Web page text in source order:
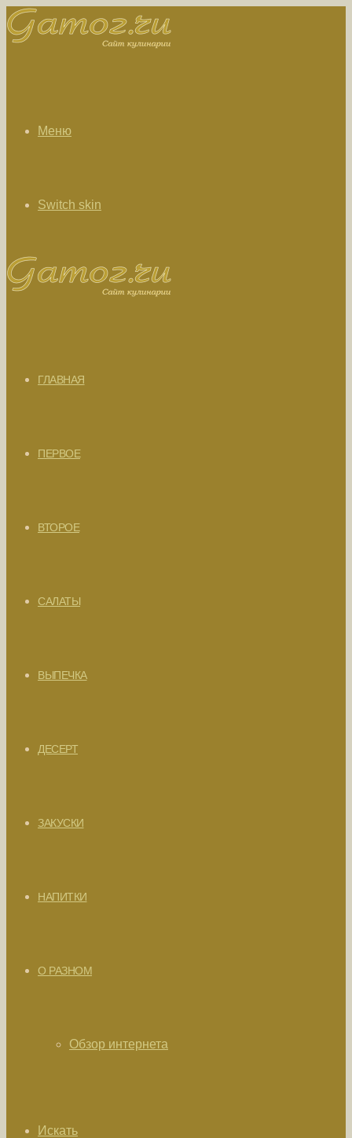
Меню
Switch skin
ГЛАВНАЯ
ПЕРВОЕ
ВТОРОЕ
САЛАТЫ
ВЫПЕЧКА
ДЕСЕРТ
ЗАКУСКИ
НАПИТКИ
О РАЗНОМ
Обзор интернета
Искать